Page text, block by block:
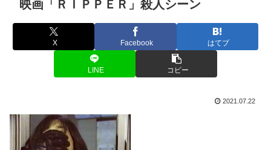
映画「ＲＩＰＰＥＲ」殺人シーン
X Facebook はてブ
LINE コピー
2021.07.22